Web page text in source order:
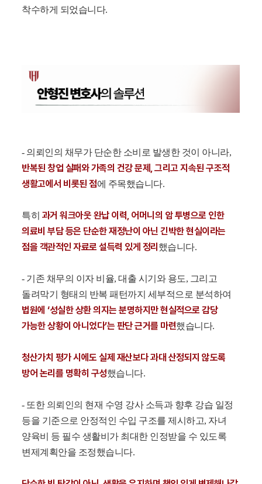
착수하게 되었습니다.
- 의뢰인의 채무가 단순한 소비로 발생한 것이 아니라,
반복된 창업 실패와 가족의 건강 문제, 그리고 지속된 구조적
생활고에서 비롯된 점에 주목했습니다.
특히 과거 워크아웃 완납 이력, 어머니의 암 투병으로 인한
의료비 부담 등은 단순한 재정난이 아닌 긴박한 현실이라는
점을 객관적인 자료로 설득력 있게 정리 했습니다.
- 기존 채무의 이자 비율, 대출 시기와 용도, 그리고
돌려막기 형태의 반복 패턴까지 세부적으로 분석하여
법원에 ‘성실한 상환 의지는 분명하지만 현실적으로 감당
가능한 상황이 아니었다’는 판단 근거를 마련했습니다.
청산가치 평가 시에도 실제 재산보다 과대 산정되지 않도록
방어 논리를 명확히 구성했습니다.
- 또한 의뢰인의 현재 수영 강사 소득과 향후 강습 일정
등을 기준으로 안정적인 수입 구조를 제시하고, 자녀
양육비 등 필수 생활비가 최대한 인정받을 수 있도록
변제계획안을 조정했습니다.